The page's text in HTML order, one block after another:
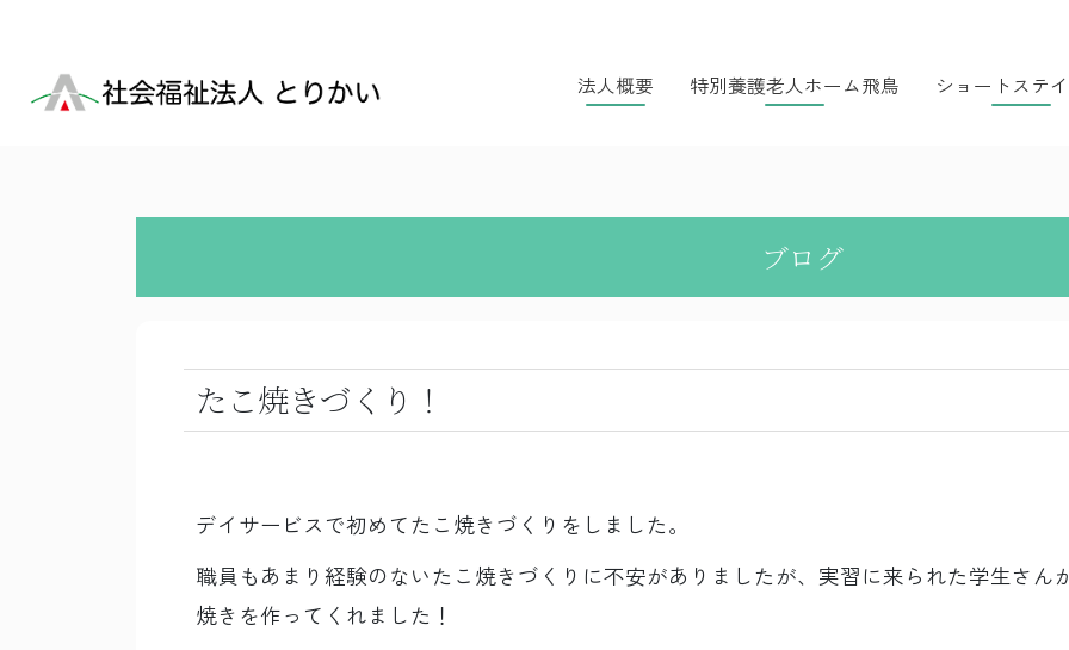
法人概要 特別養護老人ホーム飛鳥 ショートステ
ブログ
たこ焼きづくり！
デイサービスで初めてたこ焼きづくりをしました。
職員もあまり経験のないたこ焼きづくりに不安がありましたが、実習に来られた学生さん
焼きを作ってくれました！